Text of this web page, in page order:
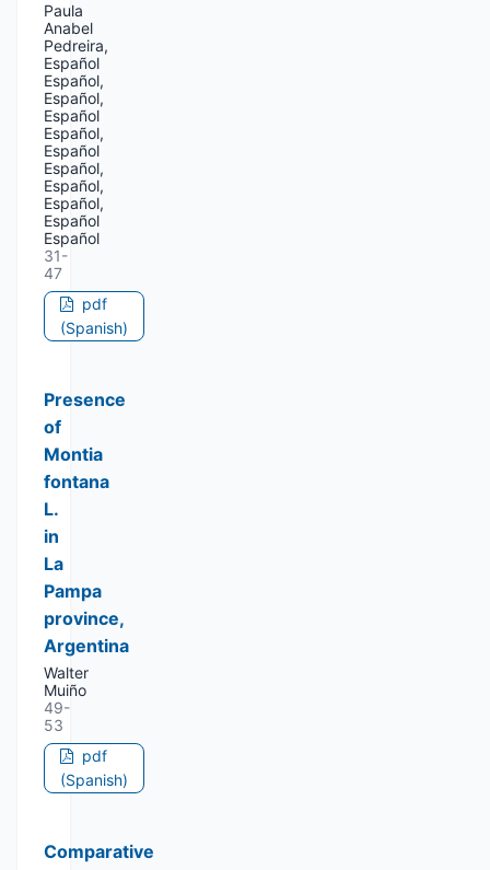
Paula
Anabel
Pedreira,
Español
Español,
Español,
Español
Español,
Español
Español,
Español,
Español,
Español
Español
31-
47
pdf
(Spanish)
Presence
of
Montia
fontana
L.
in
La
Pampa
province,
Argentina
Walter
Muiño
49-
53
pdf
(Spanish)
Comparative